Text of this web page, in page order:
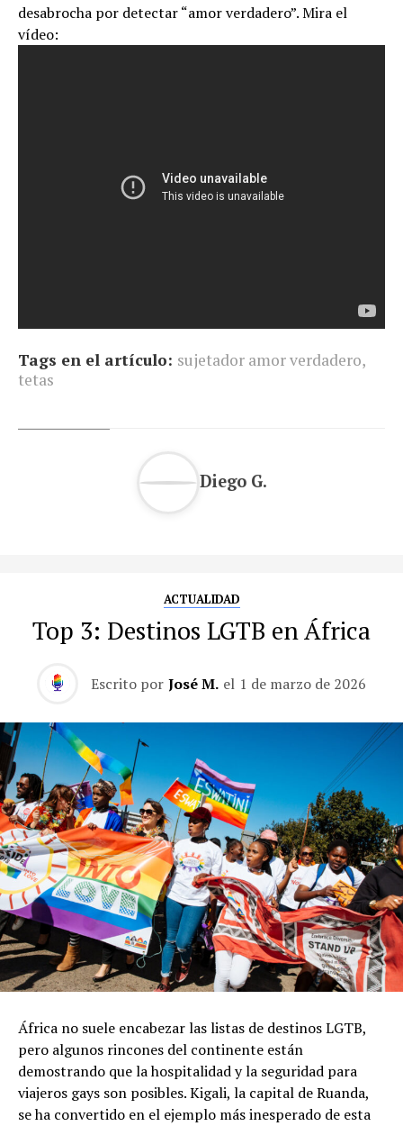
desabrocha por detectar “amor verdadero”. Mira el
vídeo:
Tags en el artículo: sujetador amor verdadero,
tetas
Diego G.
ACTUALIDAD
Top 3: Destinos LGTB en África
Escrito por José M. el 1 de marzo de 2026
África no suele encabezar las listas de destinos LGTB,
pero algunos rincones del continente están
demostrando que la hospitalidad y la seguridad para
viajeros gays son posibles. Kigali, la capital de Ruanda,
se ha convertido en el ejemplo más inesperado de esta